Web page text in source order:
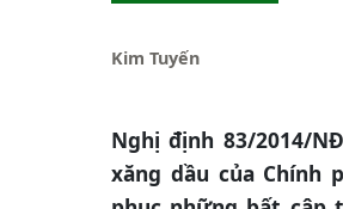
Kim Tuyến
Nghị định 83/2014/
xăng dầu của Chính